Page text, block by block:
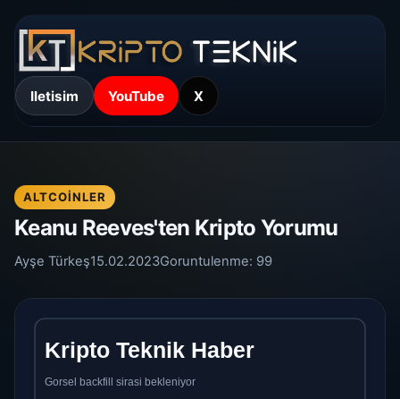
Iletisim YouTube X
ALTCOINLER
Keanu Reeves'ten Kripto Yorumu
Ayşe Türkeş15.02.2023Goruntulenme: 99